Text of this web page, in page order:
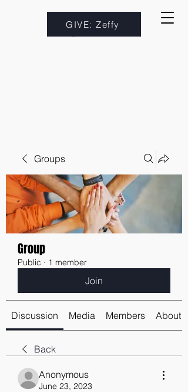
GIVE: Zeffy
Groups
Group
Public · 1 member
Join
Discussion Media Members About
Back
Anonymous
June 23, 2023